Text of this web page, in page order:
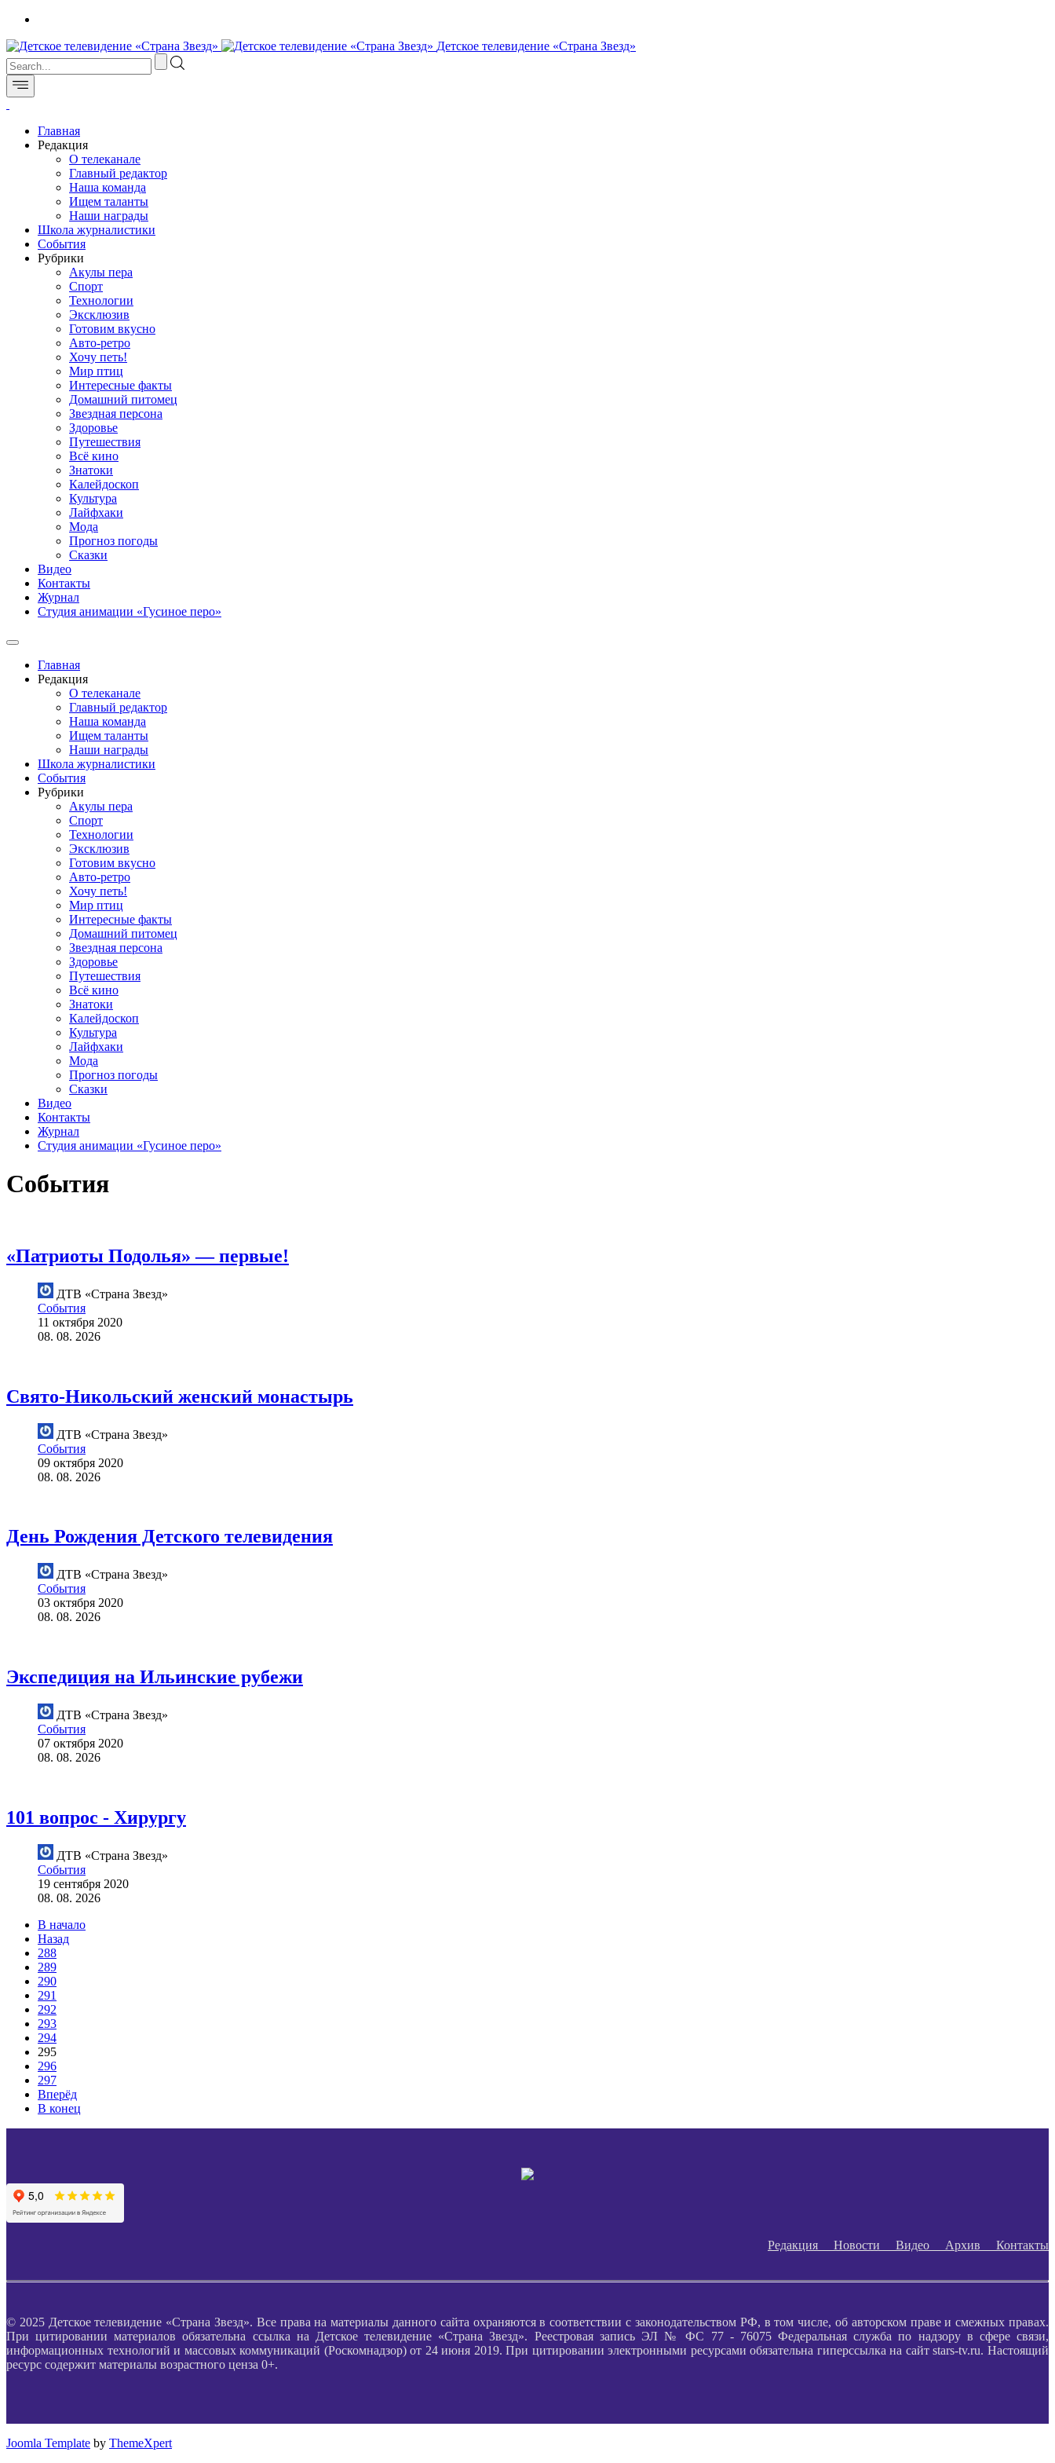
Детское телевидение «Страна Звезд»
Главная
Редакция
О телеканале
Главный редактор
Наша команда
Ищем таланты
Наши награды
Школа журналистики
События
Рубрики
Акулы пера
Спорт
Технологии
Эксклюзив
Готовим вкусно
Авто-ретро
Хочу петь!
Мир птиц
Интересные факты
Домашний питомец
Звездная персона
Здоровье
Путешествия
Всё кино
Знатоки
Калейдоскоп
Культура
Лайфхаки
Мода
Прогноз погоды
Сказки
Видео
Контакты
Журнал
Студия анимации «Гусиное перо»
Главная
Редакция
О телеканале
Главный редактор
Наша команда
Ищем таланты
Наши награды
Школа журналистики
События
Рубрики
Акулы пера
Спорт
Технологии
Эксклюзив
Готовим вкусно
Авто-ретро
Хочу петь!
Мир птиц
Интересные факты
Домашний питомец
Звездная персона
Здоровье
Путешествия
Всё кино
Знатоки
Калейдоскоп
Культура
Лайфхаки
Мода
Прогноз погоды
Сказки
Видео
Контакты
Журнал
Студия анимации «Гусиное перо»
События
«Патриоты Подолья» — первые!
ДТВ «Страна Звезд»
События
11 октября 2020
08. 08. 2026
Свято-Никольский женский монастырь
ДТВ «Страна Звезд»
События
09 октября 2020
08. 08. 2026
День Рождения Детского телевидения
ДТВ «Страна Звезд»
События
03 октября 2020
08. 08. 2026
Экспедиция на Ильинские рубежи
ДТВ «Страна Звезд»
События
07 октября 2020
08. 08. 2026
101 вопрос - Хирургу
ДТВ «Страна Звезд»
События
19 сентября 2020
08. 08. 2026
В начало
Назад
288
289
290
291
292
293
294
295
296
297
Вперёд
В конец
Редакция Новости Видео Архив Контакты
© 2025 Детское телевидение «Страна Звезд». Все права на материалы данного сайта охраняются в соответствии с законодательством РФ, в том числе, об авторском праве и смежных правах.
При цитировании материалов обязательна ссылка на Детское телевидение «Страна Звезд». Реестровая запись ЭЛ № ФС 77 - 76075 Федеральная служба по надзору в сфере связи,
информационных технологий и массовых коммуникаций (Роскомнадзор) от 24 июня 2019. При цитировании электронными ресурсами обязательна гиперссылка на сайт stars-tv.ru. Настоящий
ресурс содержит материалы возрастного ценза 0+.
Joomla Template by ThemeXpert